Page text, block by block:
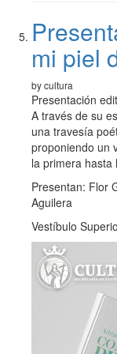
mi piel
by cultura
Presentación
A través de su
una travesía
proponiendo un
la primera hasta
Presentan: Flor
Aguilera
Vestíbulo